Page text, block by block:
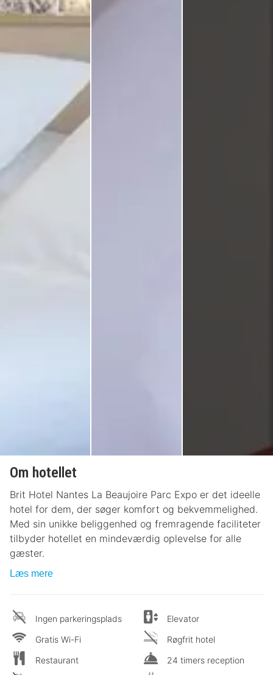
Om hotellet
Brit Hotel Nantes La Beaujoire Parc Expo er det ideelle
hotel for dem, der søger komfort og bekvemmelighed.
Med sin unikke beliggenhed og fremragende faciliteter
tilbyder hotellet en mindeværdig oplevelse for alle
gæster.
Læs mere
Ingen parkeringsplads
Gratis Wi-Fi
Restaurant
Elevator
Røgfrit hotel
24 timers reception